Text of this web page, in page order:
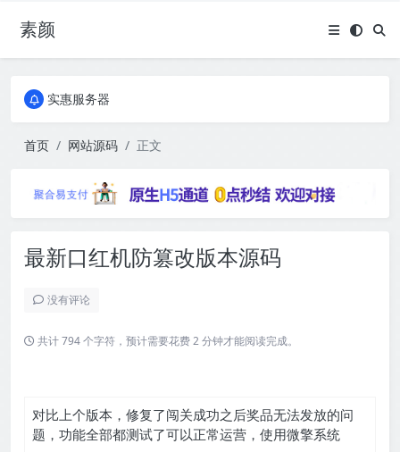
素颜
全国免费包邮流量卡
首页
网站源码 正文
最新口红机防篡改版本源码
没有评论
共计 794 个字符，预计需要花费 2 分钟才能阅读完成。
对比上个版本，修复了闯关成功之后奖品无法发放的问
题，功能全部都测试了可以正常运营，使用微擎系统